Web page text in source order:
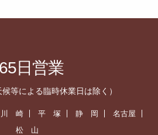
日営業
候等による臨時休業日は除く）
川 崎 平 塚 静 岡
名古屋
松 山